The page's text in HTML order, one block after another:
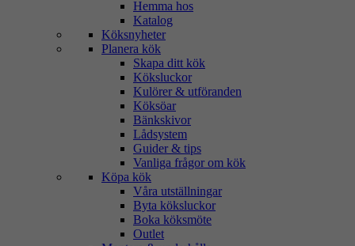
Hemma hos
Katalog
Köksnyheter
Planera kök
Skapa ditt kök
Köksluckor
Kulörer & utföranden
Köksöar
Bänkskivor
Lådsystem
Guider & tips
Vanliga frågor om kök
Köpa kök
Våra utställningar
Byta köksluckor
Boka köksmöte
Outlet